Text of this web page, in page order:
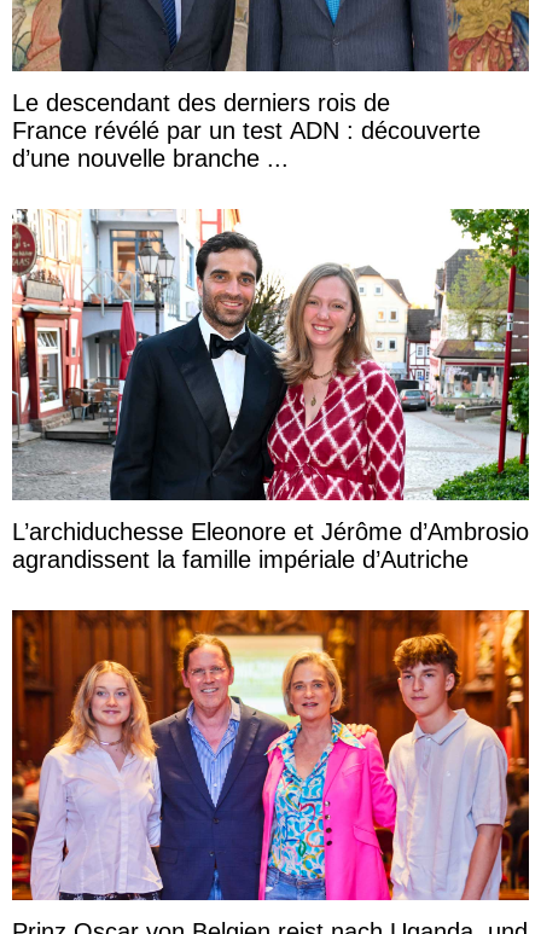
Le descendant des derniers rois de
France révélé par un test ADN : découverte
d’une nouvelle branche ...
L’archiduchesse Eleonore et Jérôme d’Ambrosio
agrandissent la famille impériale d’Autriche